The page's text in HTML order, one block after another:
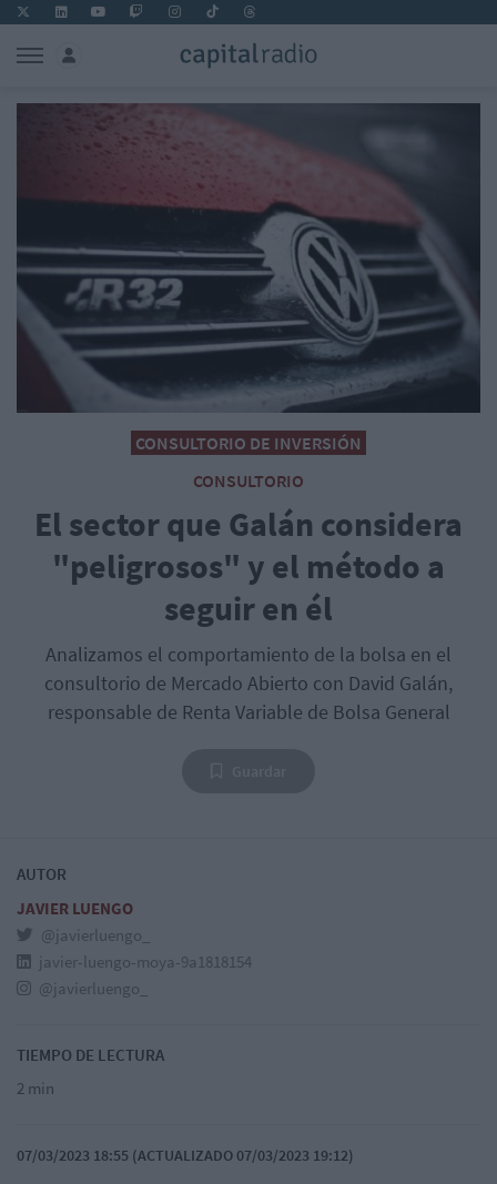
CONSULTORIO DE INVERSIÓN
CONSULTORIO
El sector que Galán considera
"peligrosos" y el método a
seguir en él
Analizamos el comportamiento de la bolsa en el
consultorio de Mercado Abierto con David Galán,
responsable de Renta Variable de Bolsa General
AUTOR
JAVIER LUENGO
@javierluengo_
javier-luengo-moya-9a1818154
@javierluengo_
TIEMPO DE LECTURA
2 min
07/03/2023 18:55 (ACTUALIZADO 07/03/2023 19:12)